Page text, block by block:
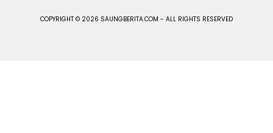
COPYRIGHT © 2026 SAUNGBERITA.COM - ALL RIGHTS RESERVED